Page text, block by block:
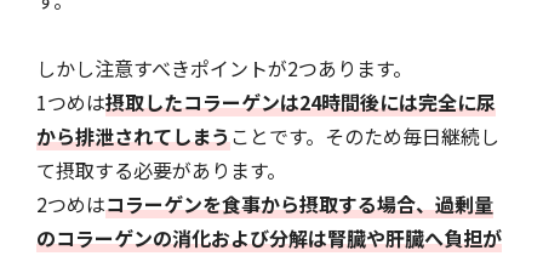
しかし注意すべきポイントが2つあります。
1つめは摂取したコラーゲンは24時間後には完全に尿
から排泄されてしまうことです。そのため毎日継続し
て摂取する必要があります。
2つめはコラーゲンを食事から摂取する場合、過剰量
のコラーゲンの消化および分解は腎臓や肝臓へ負担が